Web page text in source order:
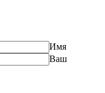
Имя
Ваш